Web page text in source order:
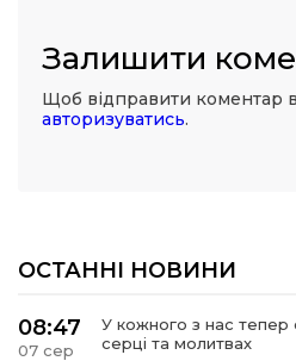
Залишити
Щоб відправити коментар
авторизуватись.
ОСТАННІ НОВИНИ
08:47
07 сер
У кожного з нас тепер
серці та молитвах